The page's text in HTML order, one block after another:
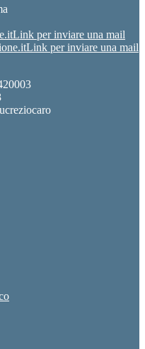
Link per inviare una mail
Link per inviare una mail